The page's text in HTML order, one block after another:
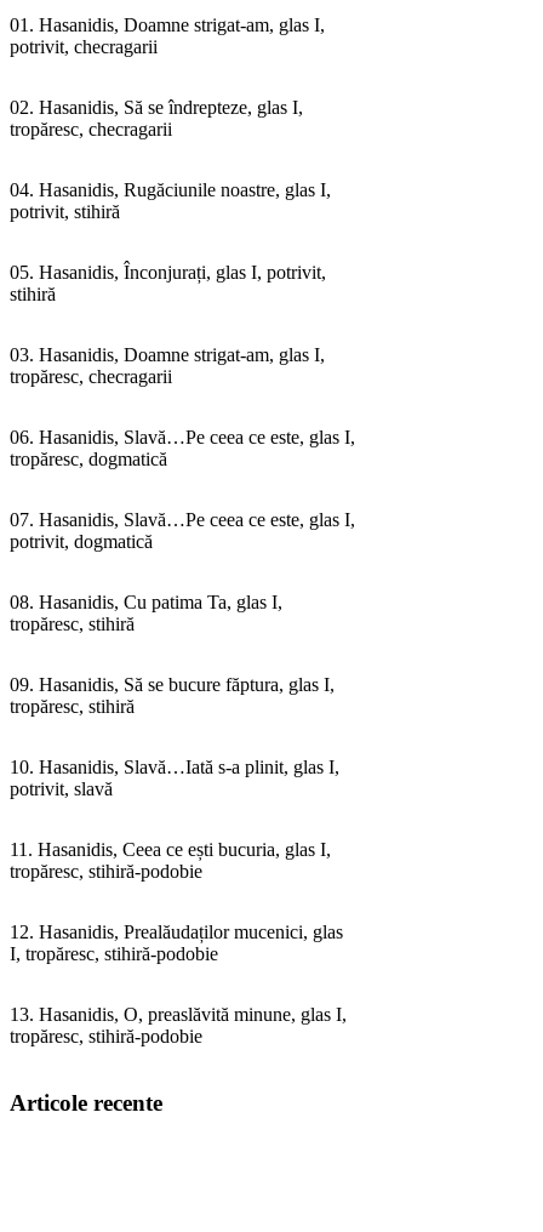
01. Hasanidis, Doamne strigat-am, glas I,
potrivit, checragarii
02. Hasanidis, Să se îndrepteze, glas I,
tropăresc, checragarii
04. Hasanidis, Rugăciunile noastre, glas I,
potrivit, stihiră
05. Hasanidis, Înconjurați, glas I, potrivit,
stihiră
03. Hasanidis, Doamne strigat-am, glas I,
tropăresc, checragarii
06. Hasanidis, Slavă…Pe ceea ce este, glas I,
tropăresc, dogmatică
07. Hasanidis, Slavă…Pe ceea ce este, glas I,
potrivit, dogmatică
08. Hasanidis, Cu patima Ta, glas I,
tropăresc, stihiră
09. Hasanidis, Să se bucure făptura, glas I,
tropăresc, stihiră
10. Hasanidis, Slavă…Iată s-a plinit, glas I,
potrivit, slavă
11. Hasanidis, Ceea ce ești bucuria, glas I,
tropăresc, stihiră-podobie
12. Hasanidis, Prealăudaților mucenici, glas
I, tropăresc, stihiră-podobie
13. Hasanidis, O, preaslăvită minune, glas I,
tropăresc, stihiră-podobie
Articole recente